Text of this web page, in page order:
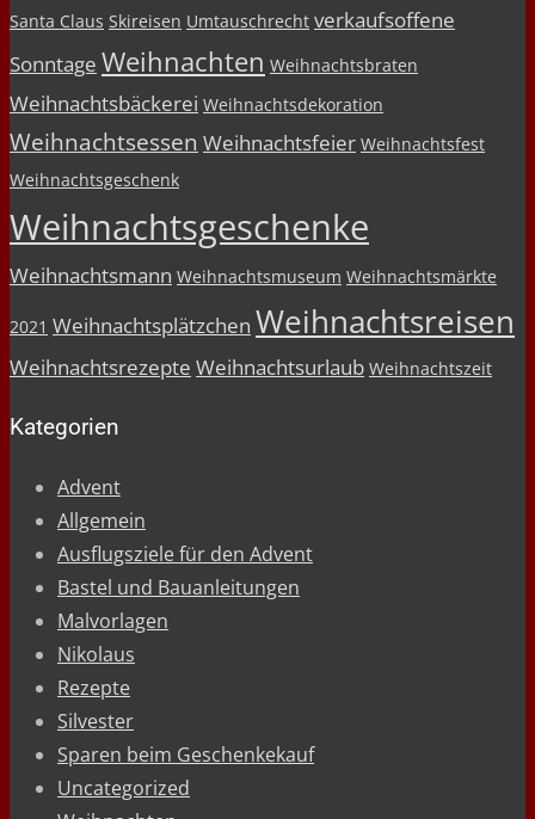
Santa Claus Skireisen Umtauschrecht verkaufsoffene
Sonntage Weihnachten Weihnachtsbraten
Weihnachtsbäckerei Weihnachtsdekoration
Weihnachtsessen Weihnachtsfeier Weihnachtsfest
Weihnachtsgeschenk
Weihnachtsgeschenke
Weihnachtsmann Weihnachtsmuseum Weihnachtsmärkte
2021 Weihnachtsplätzchen Weihnachtsreisen
Weihnachtsrezepte Weihnachtsurlaub Weihnachtszeit
Kategorien
Advent
Allgemein
Ausflugsziele für den Advent
Bastel und Bauanleitungen
Malvorlagen
Nikolaus
Rezepte
Silvester
Sparen beim Geschenkekauf
Uncategorized